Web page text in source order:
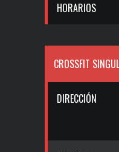
HORARIOS
CROSSFIT
DIRECCIÓN